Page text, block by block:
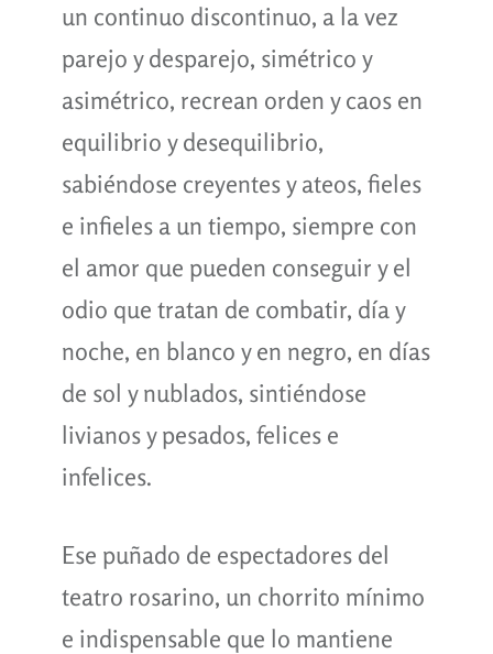
un continuo discontinuo, a la vez
parejo y desparejo, simétrico y
asimétrico, recrean orden y caos en
equilibrio y desequilibrio,
sabiéndose creyentes y ateos, fieles
e infieles a un tiempo, siempre con
el amor que pueden conseguir y el
odio que tratan de combatir, día y
noche, en blanco y en negro, en días
de sol y nublados, sintiéndose
livianos y pesados, felices e
infelices.
Ese puñado de espectadores del
teatro rosarino, un chorrito mínimo
e indispensable que lo mantiene